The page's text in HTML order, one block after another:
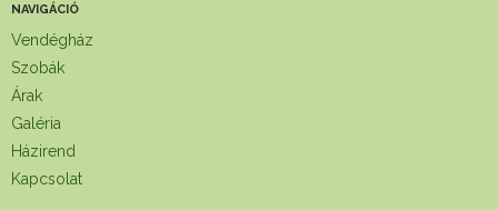
NAVIGÁCIÓ
Vendégház
Szobák
Árak
Galéria
Házirend
Kapcsolat